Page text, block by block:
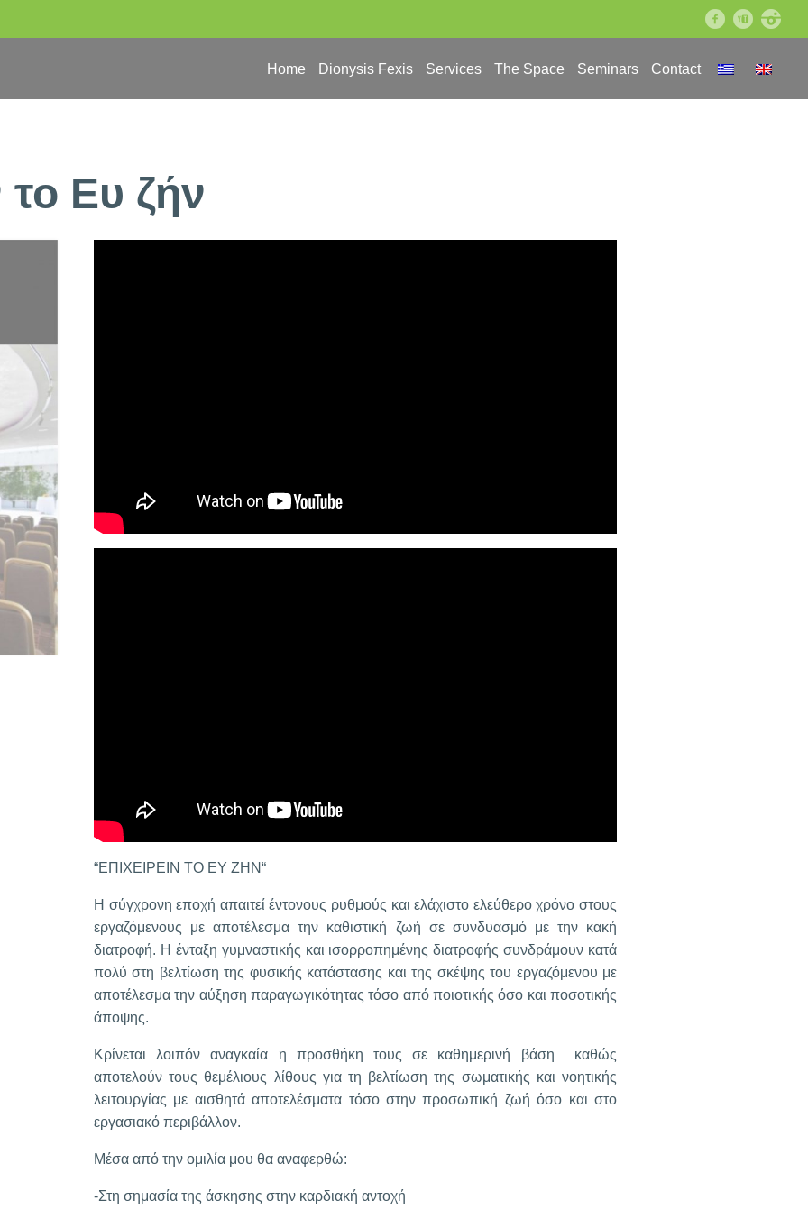
Home Dionysis Fexis Services The Space Seminars Contact
το Ευ ζήν
“ΕΠΙΧΕΙΡΕΙΝ ΤΟ ΕΥ ΖΗΝ“
Η σύγχρονη εποχή απαιτεί έντονους ρυθμούς και ελάχιστο ελεύθερο χρόνο στους
εργαζόμενους με αποτέλεσμα την καθιστική ζωή σε συνδυασμό με την κακή
διατροφή. Η ένταξη γυμναστικής και ισορροπημένης διατροφής συνδράμουν κατά
πολύ στη βελτίωση της φυσικής κατάστασης και της σκέψης του εργαζόμενου με
αποτέλεσμα την αύξηση παραγωγικότητας τόσο από ποιοτικής όσο και ποσοτικής
άποψης.
Κρίνεται λοιπόν αναγκαία η προσθήκη τους σε καθημερινή βάση καθώς
αποτελούν τους θεμέλιους λίθους για τη βελτίωση της σωματικής και νοητικής
λειτουργίας με αισθητά αποτελέσματα τόσο στην προσωπική ζωή όσο και στο
εργασιακό περιβάλλον.
Μέσα από την ομιλία μου θα αναφερθώ:
-Στη σημασία της άσκησης στην καρδιακή αντοχή